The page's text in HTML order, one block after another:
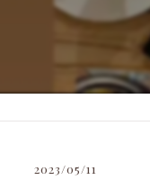
2023/05/11